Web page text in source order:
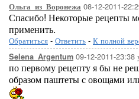
Ольга_из_Воронежа 08-12-2011-
Спасибо! Некоторые рецепты
применить.
Обратиться - Ответить - К полной
Selena_Argentum 09-12-2011-23:38
по первому рецепту я бы не
образом паштеты с овощами